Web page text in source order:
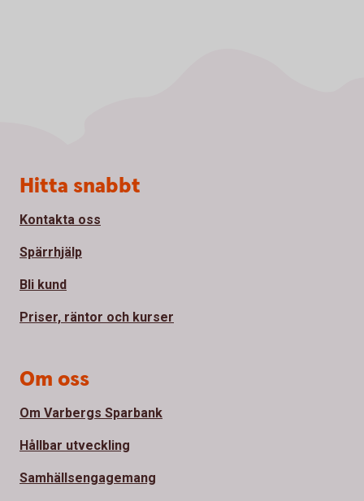
Sidfot
Hitta snabbt
Kontakta oss
Spärrhjälp
Bli kund
Priser, räntor och kurser
Om oss
Om Varbergs Sparbank
Hållbar utveckling
Samhällsengagemang